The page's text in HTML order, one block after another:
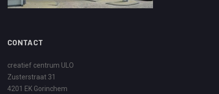
CONTACT
creatief centrum ULO
Zusterstraat 31
4201 EK Gorinchem